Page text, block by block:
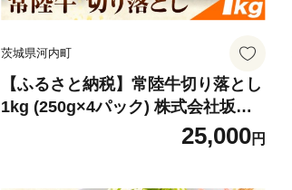
茨城県河内町
【ふるさと納税】常陸牛切り落とし
1kg (250g×4パック) 株式会社坂東
太郎 おにくブッチャーズ《30日以
内に出荷予定(土日祝除く)》茨城県
25,000円